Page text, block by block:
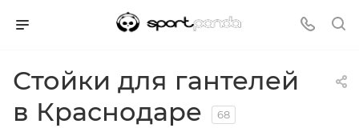
Стойки для гантелей
в Краснодаре
68